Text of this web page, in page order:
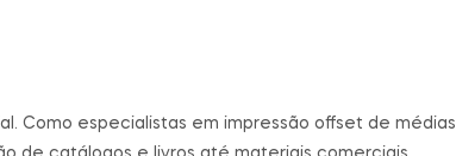
Como especialistas em impressão offset de médias